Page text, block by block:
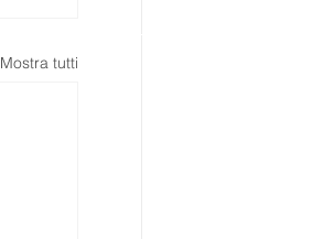
Mostra tutti